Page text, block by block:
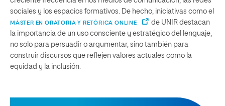
sociales y los espacios formativos. De hecho, iniciativas como el
MÁSTER EN ORATORIA Y RETÓRICA ONLINE
de UNIR destacan
la importancia de un uso consciente y estratégico del lenguaje,
no solo para persuadir o argumentar, sino también para
construir discursos que reflejen valores actuales como la
equidad y la inclusión.